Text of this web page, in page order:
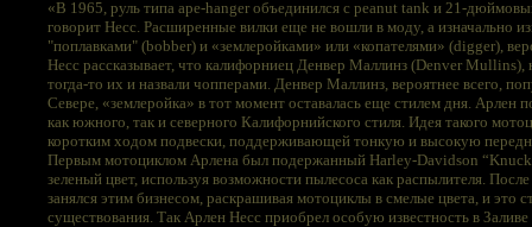
«В 1965, руль типа ape-hanger объединился с peanut tank и 21-
говорит Несс. Расширенные вилки еще не вошли в моду, а изначально
"поплавками" (bobber) и «землеройками» или «копателями» (digger),
Несс рассказывает, что калифорниец Денвер Маллинз (Denver
тогда-то их и назвали чопперами. Денвер Маллинз, вероятнее всего,
Севере, «землеройка» в тот момент оставалась еще стилем дня.
как южного, так и северного Калифорнийского стиля. Идея такого
коротким ходом подвески, поддерживающей тонкую и высокую
Первым мотоциклом Арлена был подержанный Harley-Davidson
зеленый цвет, используя возможности пылесоса как распылителя.
занялся этим бизнесом, раскрашивая мотоциклы в смелые цвета, и это
существования. Так Арлен Несс приобрел особую известность в